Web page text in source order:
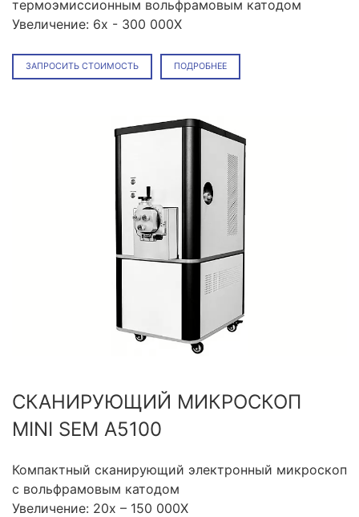
термоэмиссионным вольфрамовым катодом
Увеличение: 6x - 300 000X
ЗАПРОСИТЬ СТОИМОСТЬ ПОДРОБНЕЕ
СКАНИРУЮЩИЙ МИКРОСКОП
MINI SEM A5100
Компактный сканирующий электронный микроскоп
с вольфрамовым катодом
Увеличение: 20x – 150 000X